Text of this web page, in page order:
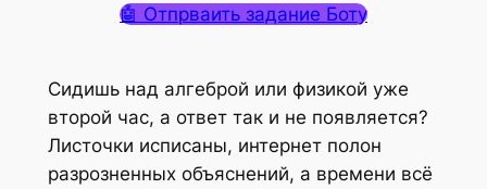
🤖 Отпрваить задание Боту
Сидишь над алгеброй или физикой уже
второй час, а ответ так и не появляется?
Листочки исписаны, интернет полон
разрозненных объяснений, а времени всё